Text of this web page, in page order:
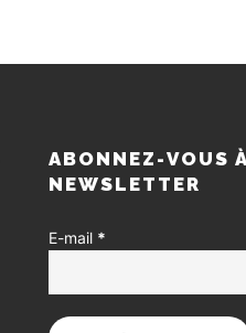
ABONNEZ-VOUS
NEWSLETTER
E-mail *